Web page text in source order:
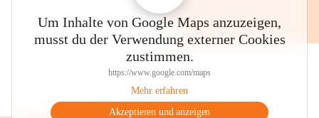
Um Inhalte von Google Maps anzuzeigen,
musst du der Verwendung externer Cookies
zustimmen.
https://www.google.com/maps
Mehr erfahren
Akzeptieren und anzeigen